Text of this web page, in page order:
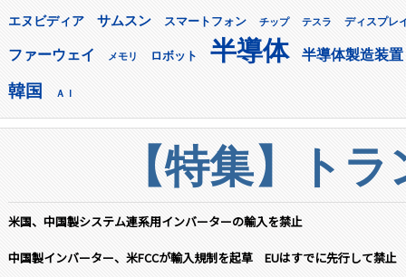
エヌビディア サムスン スマートフォン チップ テスラ ディスプレ
ファーウェイ メモリ ロボット 半導体 半導体製造装置
韓国 ＡＩ
【特集】ト
米国、中国製システム連系用インバーターの輸入を禁止
中国製インバーター、米FCCが輸入規制を起草 EUはすでに先行して禁止